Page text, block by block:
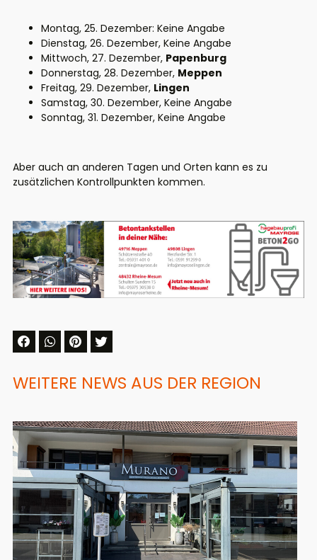
Montag, 25. Dezember: Keine Angabe
Dienstag, 26. Dezember, Keine Angabe
Mittwoch, 27. Dezember, Papenburg
Donnerstag, 28. Dezember, Meppen
Freitag, 29. Dezember, Lingen
Samstag, 30. Dezember, Keine Angabe
Sonntag, 31. Dezember, Keine Angabe
Aber auch an anderen Tagen und Orten kann es zu
zusätzlichen Kontrollpunkten kommen.
WEITERE NEWS AUS DER REGION